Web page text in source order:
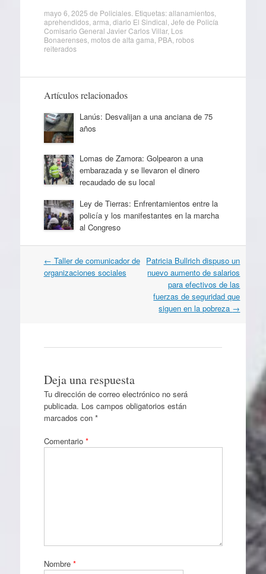
mayo 6, 2025 de Policiales. Etiquetas:allanamientos,
aprehendidos, arma diario El Sindical Jefe de Policía
Comisario General Javier Carlos Villar, Los
Bonaerenses, motos de alta gama PBA, robos
reiterados
Artículos relacionados
Lanús: Desvalijan a una anciana de 75
años
Lomas de Zamora: Golpearon a una
embarazada y se llevaron el dinero
recaudado de su local
Ley de Tierras: Enfrentamientos entre la
policía y los manifestantes en la marcha
al Congreso
Navegación
por
← Taller de comunicador de
organizaciones sociales
Patricia Bullrich dispuso un
nuevo aumento de salarios
para efectivos de las
fuerzas de seguridad que
siguen en la pobreza →
Deja una respuesta
Tu dirección de correo electrónico no será
publicada. Los campos obligatorios están
marcados con *
Comentario *
Nombre *